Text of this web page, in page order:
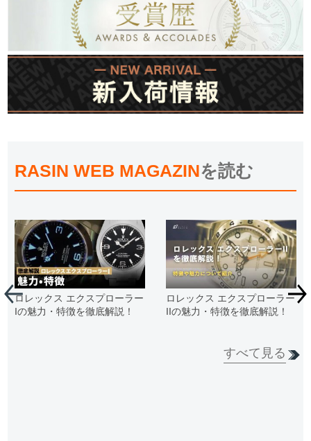
RASIN WEB MAGAZINを読む
ロレックス エクスプローラー
Iの魅力・特徴を徹底解説！
ロレックス エクスプローラー
IIの魅力・特徴を徹底解説！
すべて見る